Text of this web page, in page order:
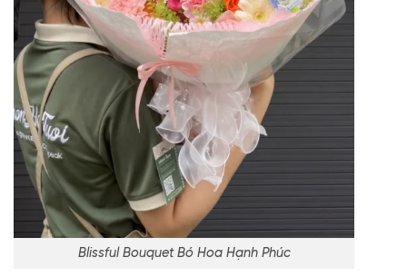
Blissful Bouquet Bó Hoa Hạnh Phúc